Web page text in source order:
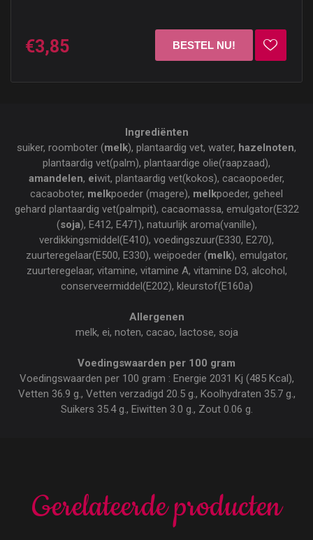
€3,85
Ingrediënten
suiker, roomboter (melk), plantaardig vet, water, hazelnoten,
plantaardig vet(palm), plantaardige olie(raapzaad),
amandelen, eiwit, plantaardig vet(kokos), cacaopoeder,
cacaoboter, melkpoeder (magere), melkpoeder, geheel
gehard plantaardig vet(palmpit), cacaomassa, emulgator(E322
(soja), E412, E471), natuurlijk aroma(vanille),
verdikkingsmiddel(E410), voedingszuur(E330, E270),
zuurteregelaar(E500, E330), weipoeder (melk), emulgator,
zuurteregelaar, vitamine, vitamine A, vitamine D3, alcohol,
conserveermiddel(E202), kleurstof(E160a)
Allergenen
melk, ei, noten, cacao, lactose, soja
Voedingswaarden per 100 gram
Voedingswaarden per 100 gram : Energie 2031 Kj (485 Kcal),
Vetten 36.9 g., Vetten verzadigd 20.5 g., Koolhydraten 35.7 g.,
Suikers 35.4 g., Eiwitten 3.0 g., Zout 0.06 g.
Gerelateerde producten